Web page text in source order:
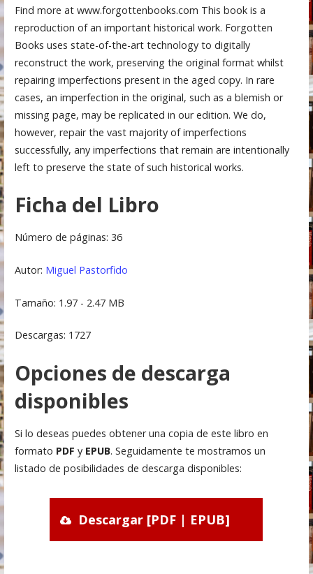
Find more at www.forgottenbooks.com This book is a
reproduction of an important historical work. Forgotten
Books uses state-of-the-art technology to digitally
reconstruct the work, preserving the original format whilst
repairing imperfections present in the aged copy. In rare
cases, an imperfection in the original, such as a blemish or
missing page, may be replicated in our edition. We do,
however, repair the vast majority of imperfections
successfully, any imperfections that remain are intentionally
left to preserve the state of such historical works.
Ficha del Libro
Número de páginas: 36
Autor: Miguel Pastorfido
Tamaño: 1.97 - 2.47 MB
Descargas: 1727
Opciones de descarga
disponibles
Si lo deseas puedes obtener una copia de este libro en
formato PDF y EPUB. Seguidamente te mostramos un
listado de posibilidades de descarga disponibles:
Descargar [PDF | EPUB]